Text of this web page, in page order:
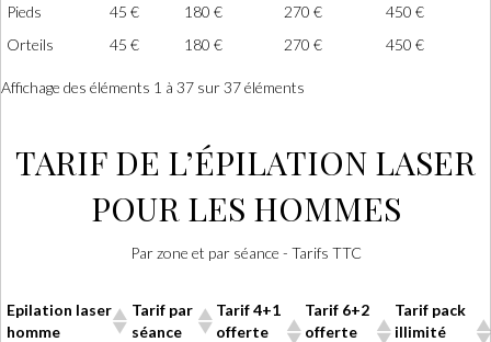
Pieds
45 € 180 € 270 €
450 €
Orteils
45 € 180 € 270 € 450 €
Affichage des éléments 1 à 37 sur 37 éléments
TARIF DE L’ÉPILATION LASER
POUR LES HOMMES
Par zone et par séance - Tarifs TTC
Epilation laser
homme
Tarif par
séance
Tarif 4+1
offerte
Tarif 6+2
offerte
Tarif pack
illimité